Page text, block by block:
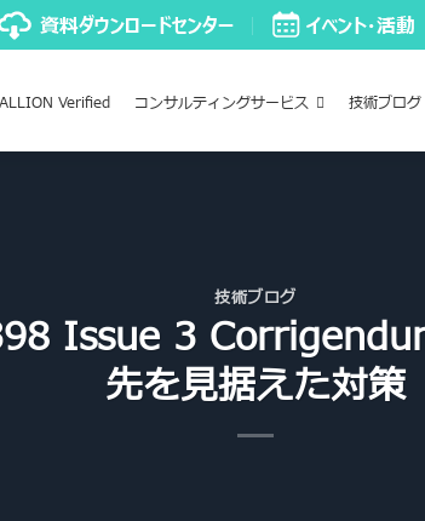
ALLION Verified コンサルティングサービス 技術ブログ
技術ブログ
Issue 3
先を見据えた対策